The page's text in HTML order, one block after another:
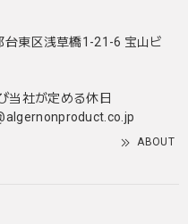
台東区浅草橋1-21-6 宝山ビ
当社が定める休日
ABOUT